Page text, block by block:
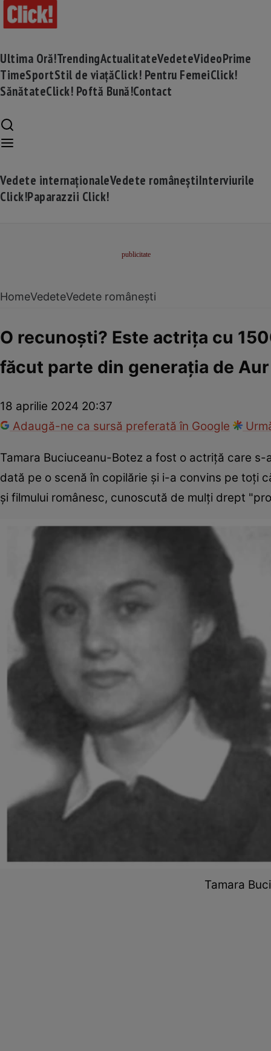
Ultima Oră!TrendingActualitateVedeteVideoPrime
TimeSportStil de viațăClick! Pentru FemeiClick!
SănătateClick! Poftă Bună!Contact
Vedete internaționaleVedete româneștiInterviurile
Click!Paparazzii Click!
HomeVedeteVedete românești
O recunoști? Este actrița cu
făcut parte din generația de Aur
18 aprilie 2024 20:37
Adaugă-ne ca sursă preferată în Google
Tamara Buciuceanu-Botez a fost o actriţă care
dată pe o scenă în copilărie şi i-a convins pe toţi
și filmului românesc, cunoscută de mulți drept
Tamara